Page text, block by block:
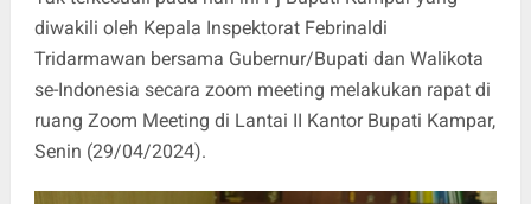
diwakili oleh Kepala Inspektorat Febrinaldi
Tridarmawan bersama Gubernur/Bupati dan Walikota
se-Indonesia secara zoom meeting melakukan rapat di
ruang Zoom Meeting di Lantai II Kantor Bupati Kampar,
Senin (29/04/2024).